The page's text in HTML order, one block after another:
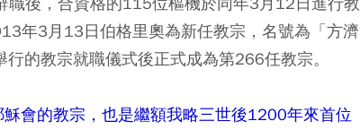
年3月13日伯格里奧為新任教宗，名號為「方濟
的教宗就職儀式後正式成為第266任教宗。
會的教宗，也是繼額我略三世後1200年來首位